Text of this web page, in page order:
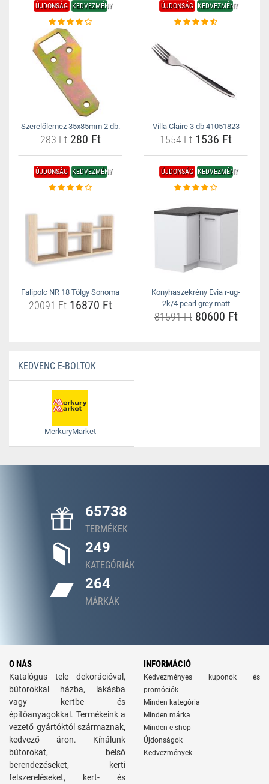
ÚJDONSÁG KEDVEZMÉNY
Szerelőlemez 35x85mm 2 db.
283 Ft280 Ft
ÚJDONSÁG KEDVEZMÉNY
Villa Claire 3 db 41051823
1554 Ft 1536 Ft
ÚJDONSÁG KEDVEZMÉNY
Falipolc NR 18 Tölgy Sonoma
20091 Ft16870 Ft
ÚJDONSÁG KEDVEZMÉNY
Konyhaszekrény Evia r-ug-
2k/4 pearl grey matt
81591 Ft80600 Ft
KEDVENC E-BOLTOK
MerkuryMarket
65738
TERMÉKEK
249
KATEGÓRIÁK
264
MÁRKÁK
O NÁS
Katalógus tele dekorációval,
bútorokkal házba, lakásba
vagy kertbe és
építőanyagokkal. Termékeink a
vezető gyártóktól származnak,
kedvező áron. Kínálunk
bútorokat, belső
berendezéseket, kerti
felszereléseket, kert- és
INFORMÁCIÓ
Kedvezményes kuponok és
promóciók
Minden kategória
Minden márka
Minden e-shop
Újdonságok
Kedvezmények